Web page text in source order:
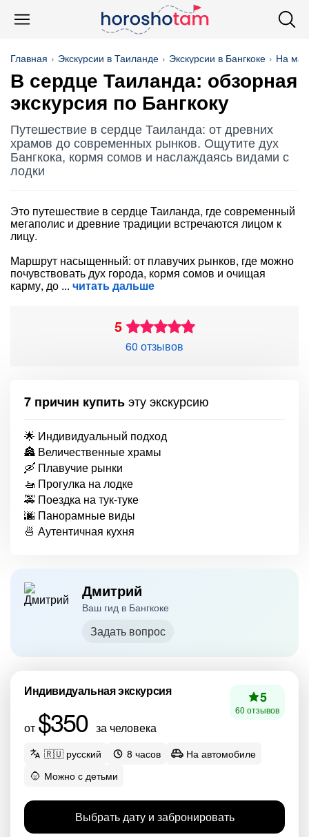
Главная Экскурсии в Таиланде Экскурсии в Бангкоке На
В сердце Таиланда: обзорная
экскурсия по Бангкоку
Путешествие в сердце Таиланда: от древних
храмов до современных рынков. Ощутите дух
Бангкока, кормя сомов и наслаждаясь видами с
лодки
Это путешествие в сердце Таиланда, где современный
мегаполис и древние традиции встречаются лицом к
лицу.
Маршрут насыщенный: от плавучих рынков, где можно
почувствовать дух города, кормя сомов и очищая
карму, до читать дальше
5
60 отзывов
7 причин купитьэту экскурсию
🌟 Индивидуальный подход
🏯 Величественные храмы
🛶 Плавучие рынки
🚤 Прогулка на лодке
🚕 Поездка на тук-туке
🌆 Панорамные виды
🍜 Аутентичная кухня
Дмитрий
Ваш гид в Бангкоке
Задать вопрос
Индивидуальная экскурсия
от $350 за человека
5
60 отзывов
🇷🇺 русский 8 часов
На автомобиле
Можно с детьми
Выбрать дату и забронировать